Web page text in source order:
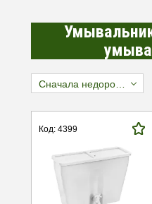
Код: 4399